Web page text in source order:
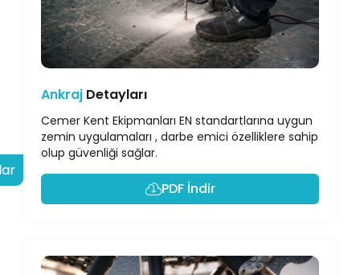
Ankraj Detayları
Cemer Kent Ekipmanları EN standartlarına uygun
zemin uygulamaları , darbe emici özelliklere sahip
olup güvenliği sağlar.
PDF İndir